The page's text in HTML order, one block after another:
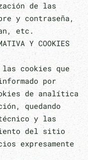
de las
y contraseña,
etc.
Y COOKIES
cookies que
por
de analítica
quedando
y las
del sitio
expresamente